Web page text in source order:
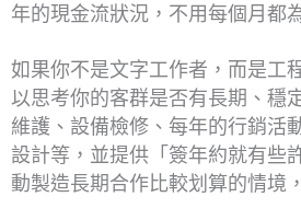
年的現金流狀況，不用每個月都
如果你不是文字工作者，而是工
以思考你的客群是否有長期、穩
維護、設備檢修、每年的行銷活
設計等，並提供「簽年約就有些
動製造長期合作比較划算的情境